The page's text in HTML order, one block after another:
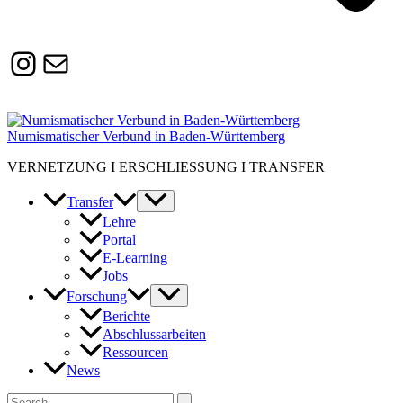
Instagram
Susanne.Boerner@zaw.uni-
heidelberg.de
Numismatischer Verbund in Baden-Württemberg
VERNETZUNG I ERSCHLIESSUNG I TRANSFER
Transfer
Lehre
Portal
E-Learning
Jobs
Forschung
Berichte
Abschlussarbeiten
Ressourcen
News